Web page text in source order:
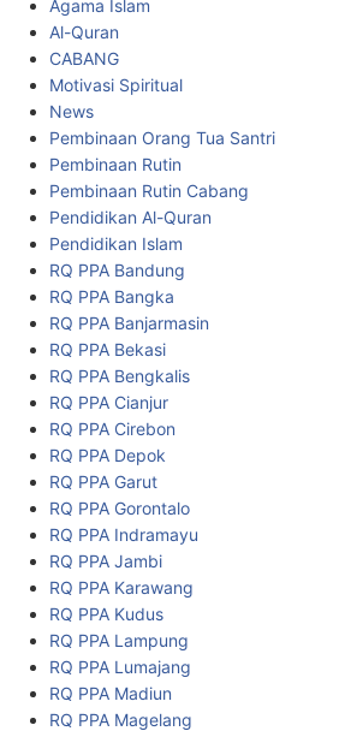
Agama Islam
Al-Quran
CABANG
Motivasi Spiritual
News
Pembinaan Orang Tua Santri
Pembinaan Rutin
Pembinaan Rutin Cabang
Pendidikan Al-Quran
Pendidikan Islam
RQ PPA Bandung
RQ PPA Bangka
RQ PPA Banjarmasin
RQ PPA Bekasi
RQ PPA Bengkalis
RQ PPA Cianjur
RQ PPA Cirebon
RQ PPA Depok
RQ PPA Garut
RQ PPA Gorontalo
RQ PPA Indramayu
RQ PPA Jambi
RQ PPA Karawang
RQ PPA Kudus
RQ PPA Lampung
RQ PPA Lumajang
RQ PPA Madiun
RQ PPA Magelang